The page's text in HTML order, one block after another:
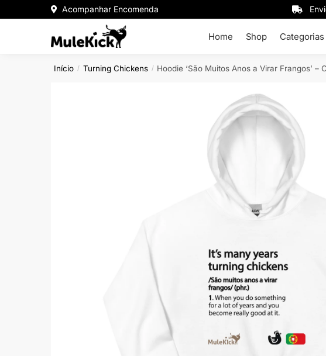
Acompanhar Encomenda
Home Shop Categorias
Início / Turning Chickens / Hoodie ‘São Muitos Anos a Virar Frangos’ –